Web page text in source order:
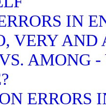
IN
VERY AND
AMONG
ERRORS